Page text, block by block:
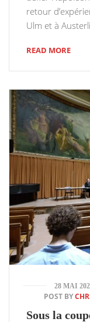
retour
Ulm et à
READ MORE
28 MAI
POST BY
Sous la